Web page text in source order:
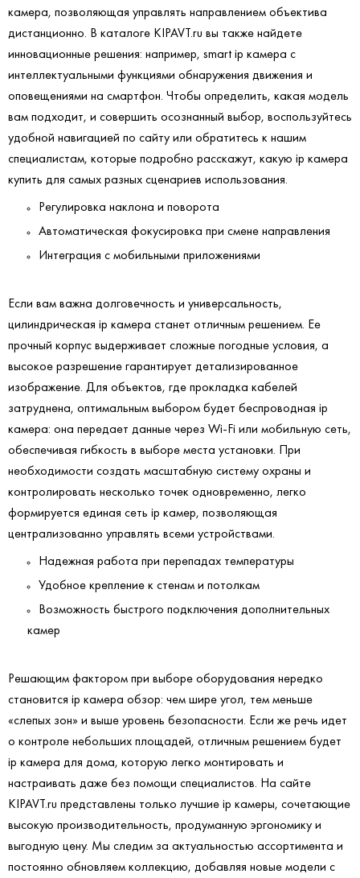
камера, позволяющая управлять направлением объектива
дистанционно. В каталоге KIPAVT.ru вы также найдете
инновационные решения: например, smart ip камера с
интеллектуальными функциями обнаружения движения и
оповещениями на смартфон. Чтобы определить, какая модель
вам подходит, и совершить осознанный выбор, воспользуйтесь
удобной навигацией по сайту или обратитесь к нашим
специалистам, которые подробно расскажут, какую ip камера
купить для самых разных сценариев использования.
Регулировка наклона и поворота
Автоматическая фокусировка при смене направления
Интеграция с мобильными приложениями
Если вам важна долговечность и универсальность,
цилиндрическая ip камера станет отличным решением. Ее
прочный корпус выдерживает сложные погодные условия, а
высокое разрешение гарантирует детализированное
изображение. Для объектов, где прокладка кабелей
затруднена, оптимальным выбором будет беспроводная ip
камера: она передает данные через Wi-Fi или мобильную сеть,
обеспечивая гибкость в выборе места установки. При
необходимости создать масштабную систему охраны и
контролировать несколько точек одновременно, легко
формируется единая сеть ip камер, позволяющая
централизованно управлять всеми устройствами.
Надежная работа при перепадах температуры
Удобное крепление к стенам и потолкам
Возможность быстрого подключения дополнительных
камер
Решающим фактором при выборе оборудования нередко
становится ip камера обзор: чем шире угол, тем меньше
«слепых зон» и выше уровень безопасности. Если же речь идет
о контроле небольших площадей, отличным решением будет
ip камера для дома, которую легко монтировать и
настраивать даже без помощи специалистов. На сайте
KIPAVT.ru представлены только лучшие ip камеры, сочетающие
высокую производительность, продуманную эргономику и
выгодную цену. Мы следим за актуальностью ассортимента и
постоянно обновляем коллекцию, добавляя новые модели с